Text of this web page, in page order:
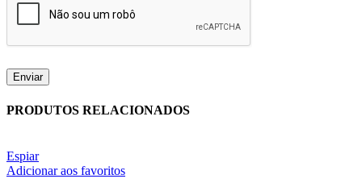
PRODUTOS RELACIONADOS
Espiar
Adicionar aos favoritos